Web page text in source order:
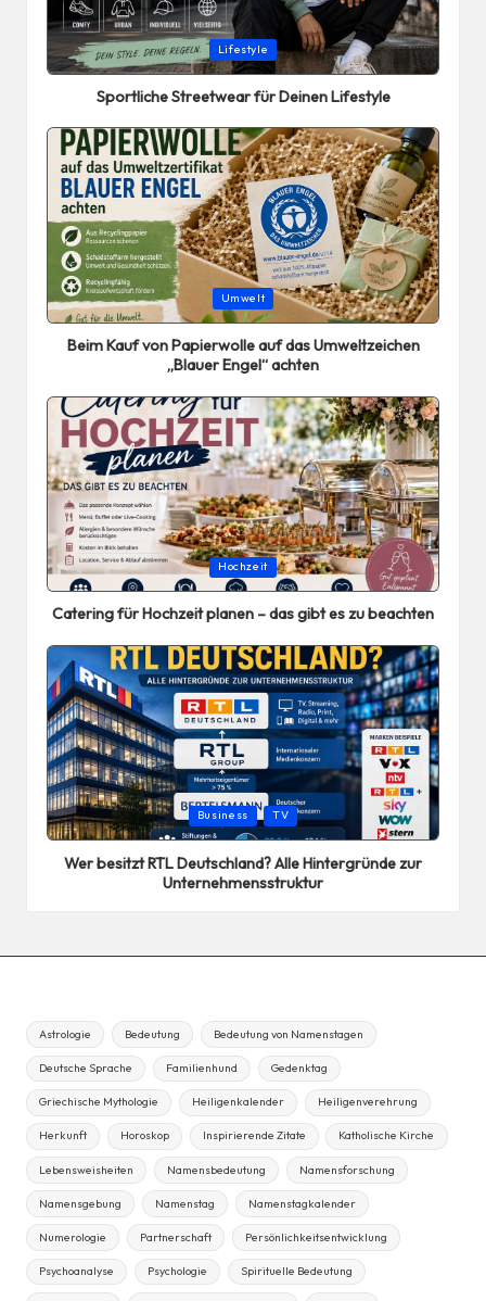
Posted
in
Lifestyle
Sportliche Streetwear für Deinen Lifestyle
Posted
in
Umwelt
Beim Kauf von Papierwolle auf das Umweltzeichen
„Blauer Engel“ achten
Posted
in
Hochzeit
Catering für Hochzeit planen – das gibt es zu beachten
Posted
in
Business TV
Wer besitzt RTL Deutschland? Alle Hintergründe zur
Unternehmensstruktur
Astrologie Bedeutung Bedeutung von Namenstagen
Deutsche Sprache Familienhund Gedenktag
Griechische Mythologie Heiligenkalender Heiligenverehrung
Herkunft Horoskop Inspirierende Zitate Katholische Kirche
Lebensweisheiten Namensbedeutung Namensforschung
Namensgebung Namenstag Namenstagkalender
Numerologie Partnerschaft Persönlichkeitsentwicklung
Psychoanalyse Psychologie Spirituelle Bedeutung